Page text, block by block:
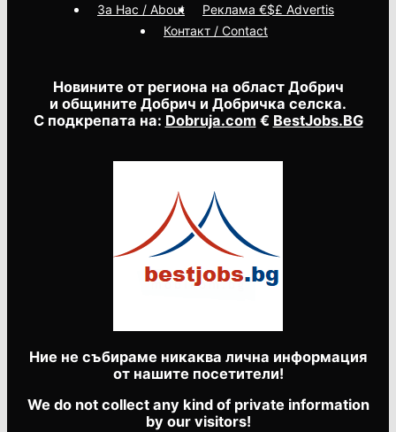
Новините от региона на област Добрич
и общините Добрич и Добричка селска.
С подкрепата на: Dobruja.com € BestJobs.BG
Ние не събираме никаква лична информация
от нашите посетители!
We do not collect any kind of private information
by our visitors!
За Нас / About
Реклама €$£ Advertis
Контакт / Contact